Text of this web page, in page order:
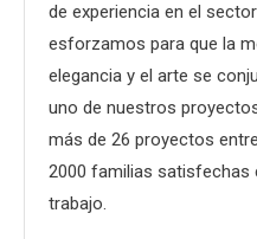
de experiencia en el
esforzamos para que la
elegancia y el arte se
uno de nuestros
más de 26 proyectos
2000 familias satisfechas
trabajo.